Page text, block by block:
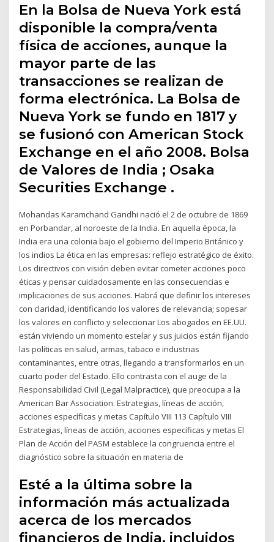
En la Bolsa de Nueva York está
disponible la compra/venta
física de acciones, aunque la
mayor parte de las
transacciones se realizan de
forma electrónica. La Bolsa de
Nueva York se fundo en 1817 y
se fusionó con American Stock
Exchange en el año 2008. Bolsa
de Valores de India ; Osaka
Securities Exchange .
Mohandas Karamchand Gandhi nació el 2 de octubre de 1869
en Porbandar, al noroeste de la India. En aquella época, la
India era una colonia bajo el gobierno del Imperio Británico y
los indios La ética en las empresas: reflejo estratégico de éxito.
Los directivos con visión deben evitar cometer acciones poco
éticas y pensar cuidadosamente en las consecuencias e
implicaciones de sus acciones. Habrá que definir los intereses
con claridad, identificando los valores de relevancia; sopesar
los valores en conflicto y seleccionar Los abogados en EE.UU.
están viviendo un momento estelar y sus juicios están fijando
las políticas en salud, armas, tabaco e industrias
contaminantes, entre otras, llegando a transformarlos en un
cuarto poder del Estado. Ello contrasta con el auge de la
Responsabilidad Civil (Legal Malpractice), que preocupa a la
American Bar Association. Estrategias, líneas de acción,
acciones específicas y metas Capítulo VIII 113 Capítulo VIII
Estrategias, líneas de acción, acciones específicas y metas El
Plan de Acción del PASM establece la congruencia entre el
diagnóstico sobre la situación en materia de
Esté a la última sobre la
información más actualizada
acerca de los mercados
financieros de India, incluidos